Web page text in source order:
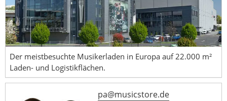
Der meistbesuchte Musikerladen in Europa auf 22.000 m²
Laden- und Logistikflächen.
pa@musicstore.de